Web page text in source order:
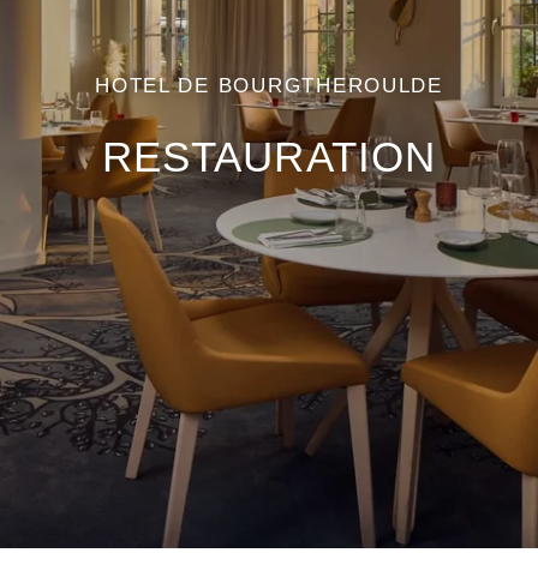
HOTEL DE BOURGTHEROULDE
RESTAURATION